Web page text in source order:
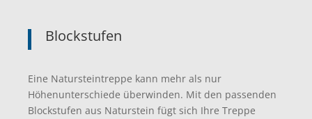
Blockstufen
Eine Natursteintreppe kann mehr als nur
Höhenunterschiede überwinden. Mit den passenden
Blockstufen aus Naturstein fügt sich Ihre Treppe